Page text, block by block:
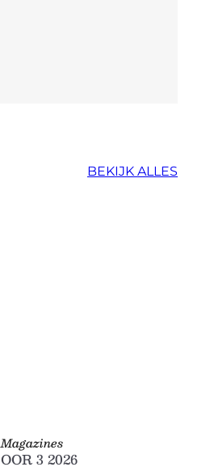
BEKIJK ALLES
Magazines
OOR 3 2026